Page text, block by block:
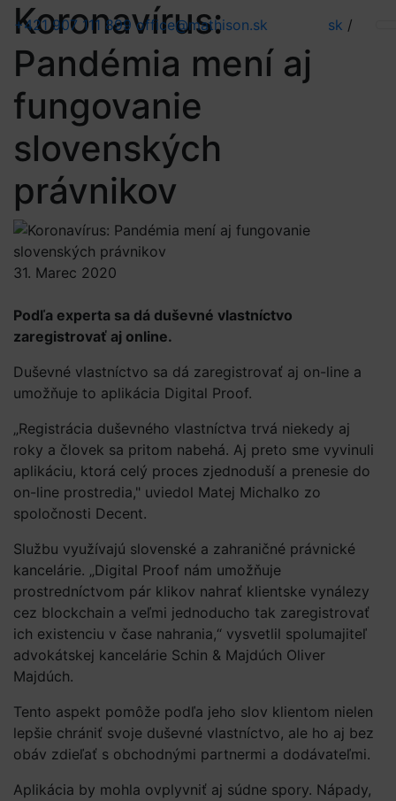
+421 907 111 899 office@mathison.sk sk /
Koronavírus:
Pandémia mení aj
fungovanie
slovenských
právnikov
31. Marec 2020
Podľa experta sa dá duševné vlastníctvo
zaregistrovať aj online.
Duševné vlastníctvo sa dá zaregistrovať aj on-line a
umožňuje to aplikácia Digital Proof.
„Registrácia duševného vlastníctva trvá niekedy aj
roky a človek sa pritom nabehá. Aj preto sme vyvinuli
aplikáciu, ktorá celý proces zjednoduší a prenesie do
on-line prostredia," uviedol Matej Michalko zo
spoločnosti Decent.
Službu využívajú slovenské a zahraničné právnické
kancelárie. „Digital Proof nám umožňuje
prostredníctvom pár klikov nahrať klientske vynálezy
cez blockchain a veľmi jednoducho tak zaregistrovať
ich existenciu v čase nahrania,“ vysvetlil spolumajiteľ
advokátskej kancelárie Schin & Majdúch Oliver
Majdúch.
Tento aspekt pomôže podľa jeho slov klientom nielen
lepšie chrániť svoje duševné vlastníctvo, ale ho aj bez
obáv zdieľať s obchodnými partnermi a dodávateľmi.
Aplikácia by mohla ovplyvniť aj súdne spory. Nápady,